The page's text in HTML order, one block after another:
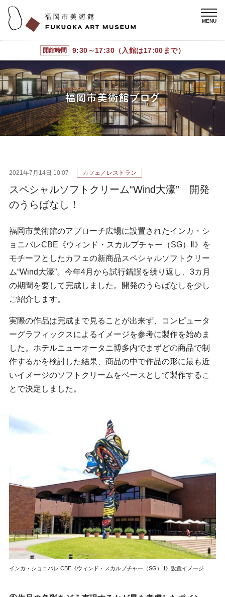
開館時間 9:30～17:30（入館は17:00まで）
2021年7月14日 10:07 カフェ／レストラン
スペシャルソフトクリーム“Wind大濠” 開発
のうらばなし！
福岡市美術館のアプローチ広場に設置されたインカ・シ
ョニバレCBE《ウィンド・スカルプチャー（SG）Ⅱ》を
モチーフとしたカフェの新商品スペシャルソフトクリー
ム“Wind大濠”。今年4月から試行錯誤を繰り返し、3カ月
の期間を要して完成しました。開発のうらばなしを少し
ご紹介します。
実際の作品は完成まで見ることが出来ず、コンピュータ
ーグラフィックスによるイメージを参考に製作を始めま
した。ホテルニューオータニ博多内でまずどの商品で制
作するかを検討した結果、商品の中で作品の形に最も近
いイメージのソフトクリームをベースとして製作するこ
とで決定しました。
インカ・ショニバレ CBE《ウィンド・スカルプチャー（SG）II》設置イメージ